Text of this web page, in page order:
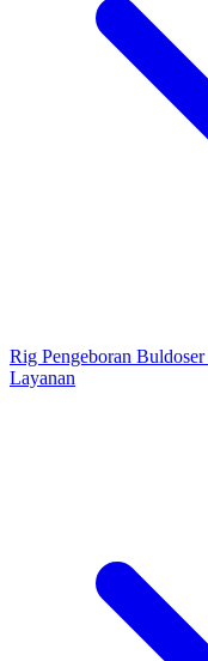
Rig Pengeboran Buldoser
Layanan